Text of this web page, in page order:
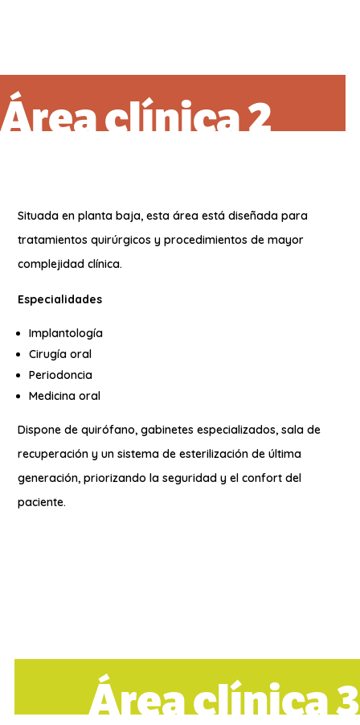
Área clínica 2
Situada en planta baja, esta área está diseñada para
tratamientos quirúrgicos y procedimientos de mayor
complejidad clínica.
Especialidades
Implantología
Cirugía oral
Periodoncia
Medicina oral
Dispone de quirófano, gabinetes especializados, sala de
recuperación y un sistema de esterilización de última
generación, priorizando la seguridad y el confort del
paciente.
Área clínica 3